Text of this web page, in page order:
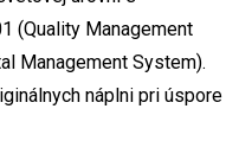
(Quality Management
Management System).
náplni pri úspore